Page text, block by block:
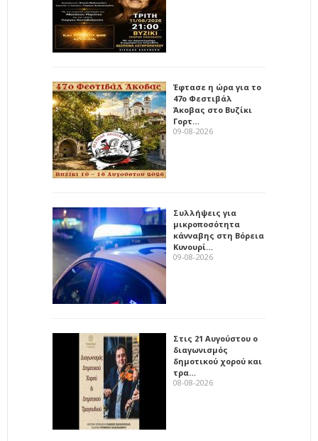
Έφτασε η ώρα για το
47ο Φεστιβάλ
Άκοβας στο Βυζίκι
Γορτ…
09-08-2026
Συλλήψεις για
μικροποσότητα
κάνναβης στη Βόρεια
Κυνουρί…
09-08-2026
Στις 21 Αυγούστου ο
διαγωνισμός
δημοτικού χορού και
τρα…
08-08-2026